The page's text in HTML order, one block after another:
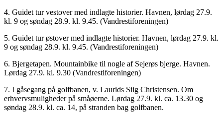
4. Guidet tur vestover med indlagte historier. Havnen, lørdag 27.9.
kl. 9 og søndag 28.9. kl. 9.45. (Vandrestiforeningen)
5. Guidet tur østover med indlagte historier. Havnen, lørdag 27.9. kl.
9 og søndag 28.9. kl. 9.45. (Vandrestiforeningen)
6. Bjergetapen. Mountainbike til nogle af Sejerøs bjerge. Havnen.
Lørdag 27.9. kl. 9.30 (Vandrestiforeningen)
7. I gåsegang på golfbanen, v. Laurids Siig Christensen. Om
erhvervsmuligheder på småøerne. Lørdag 27.9. kl. ca. 13.30 og
søndag 28.9. kl. ca. 14, på stranden bag golfbanen.